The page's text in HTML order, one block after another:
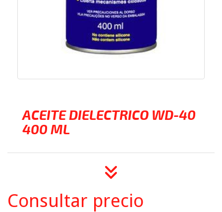
ACEITE DIELECTRICO WD-40
400 ML
Consultar precio